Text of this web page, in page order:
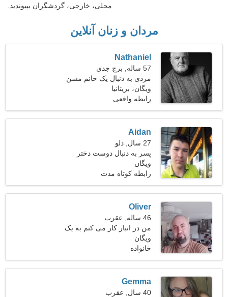
محلی، خارجی، گردشگران بپیوندید.
مردان و زنان آنلاین
Nathaniel
57 ساله, برج جدی
مردی به دنبال یک خانم مسن
45-54
ویگان، بریتانیا
رابطه واقعی
Aidan
27 سال, دلو
پسر به دنبال دوست دختر
است
ویگان
رابطه کوتاه مدت
Oliver
46 ساله, عقرب
من در انبار کار می کنم به یک
خانم شاد نیاز دارم
ویگان
خانواده
Gemma
40 سال, عقرب